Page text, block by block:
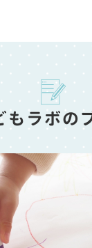
もラボの